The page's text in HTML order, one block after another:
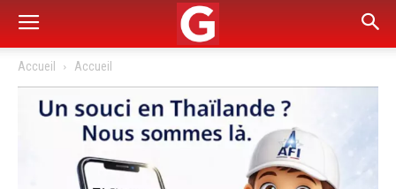
Accueil Accueil